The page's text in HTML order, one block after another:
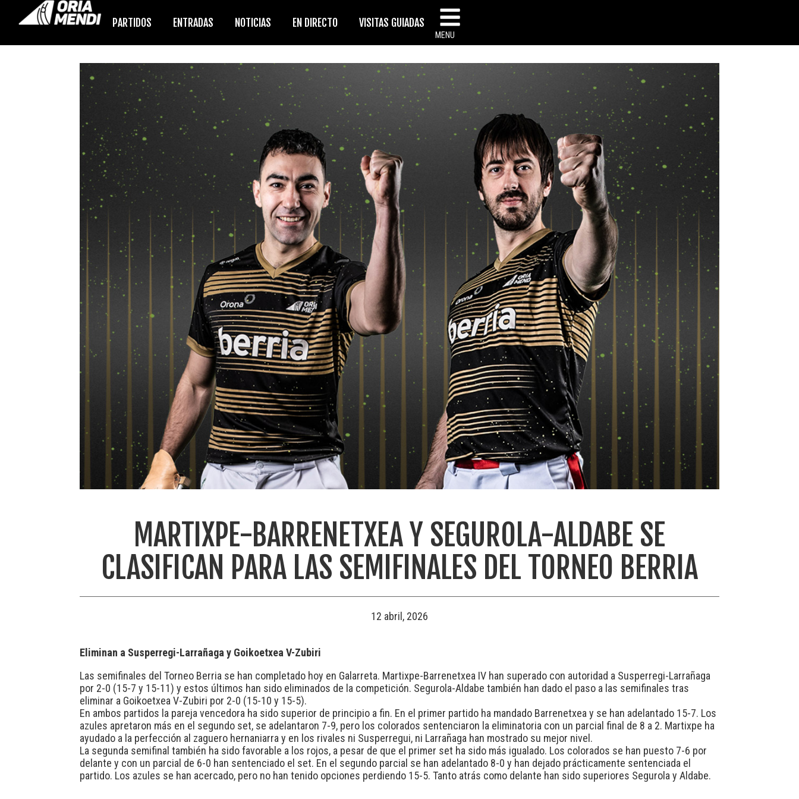
PARTIDOS ENTRADAS NOTICIAS EN DIRECTO VISITAS GUIADAS
MENU
MARTIXPE-BARRENETXEA Y SEGUROLA-ALDABE SE
CLASIFICAN PARA LAS SEMIFINALES DEL TORNEO BERRIA
12 abril, 2026
Eliminan a Susperregi-Larrañaga y Goikoetxea V-Zubiri
Las semifinales del Torneo Berria se han completado hoy en Galarreta. Martixpe-Barrenetxea IV han superado con autoridad a Susperregi-Larrañaga
por 2-0 (15-7 y 15-11) y estos últimos han sido eliminados de la competición. Segurola-Aldabe también han dado el paso a las semifinales tras
eliminar a Goikoetxea V-Zubiri por 2-0 (15-10 y 15-5).
En ambos partidos la pareja vencedora ha sido superior de principio a fin. En el primer partido ha mandado Barrenetxea y se han adelantado 15-7. Los
azules apretaron más en el segundo set, se adelantaron 7-9, pero los colorados sentenciaron la eliminatoria con un parcial final de 8 a 2. Martixpe ha
ayudado a la perfección al zaguero hernaniarra y en los rivales ni Susperregui, ni Larrañaga han mostrado su mejor nivel.
La segunda semifinal también ha sido favorable a los rojos, a pesar de que el primer set ha sido más igualado. Los colorados se han puesto 7-6 por
delante y con un parcial de 6-0 han sentenciado el set. En el segundo parcial se han adelantado 8-0 y han dejado prácticamente sentenciada el
partido. Los azules se han acercado, pero no han tenido opciones perdiendo 15-5. Tanto atrás como delante han sido superiores Segurola y Aldabe.